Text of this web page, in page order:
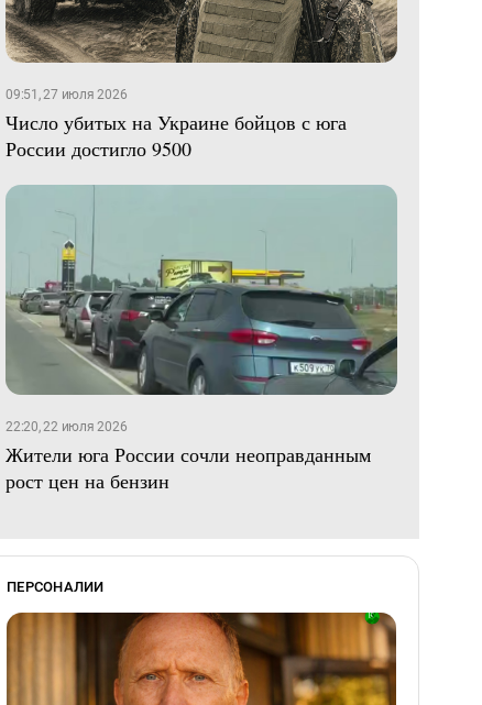
09:51, 27 июля 2026
Число убитых на Украине бойцов с юга
России достигло 9500
22:20, 22 июля 2026
Жители юга России сочли неоправданным
рост цен на бензин
ПЕРСОНАЛИИ